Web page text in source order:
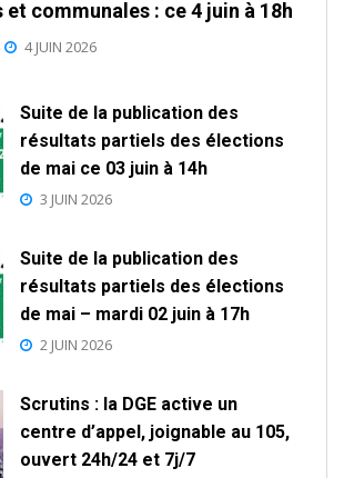
et communales : ce 4 juin à 18h
4 JUIN 2026
Suite de la publication des
résultats partiels des élections
de mai ce 03 juin à 14h
3 JUIN 2026
Suite de la publication des
résultats partiels des élections
de mai – mardi 02 juin à 17h
2 JUIN 2026
Scrutins : la DGE active un
centre d’appel, joignable au 105,
ouvert 24h/24 et 7j/7